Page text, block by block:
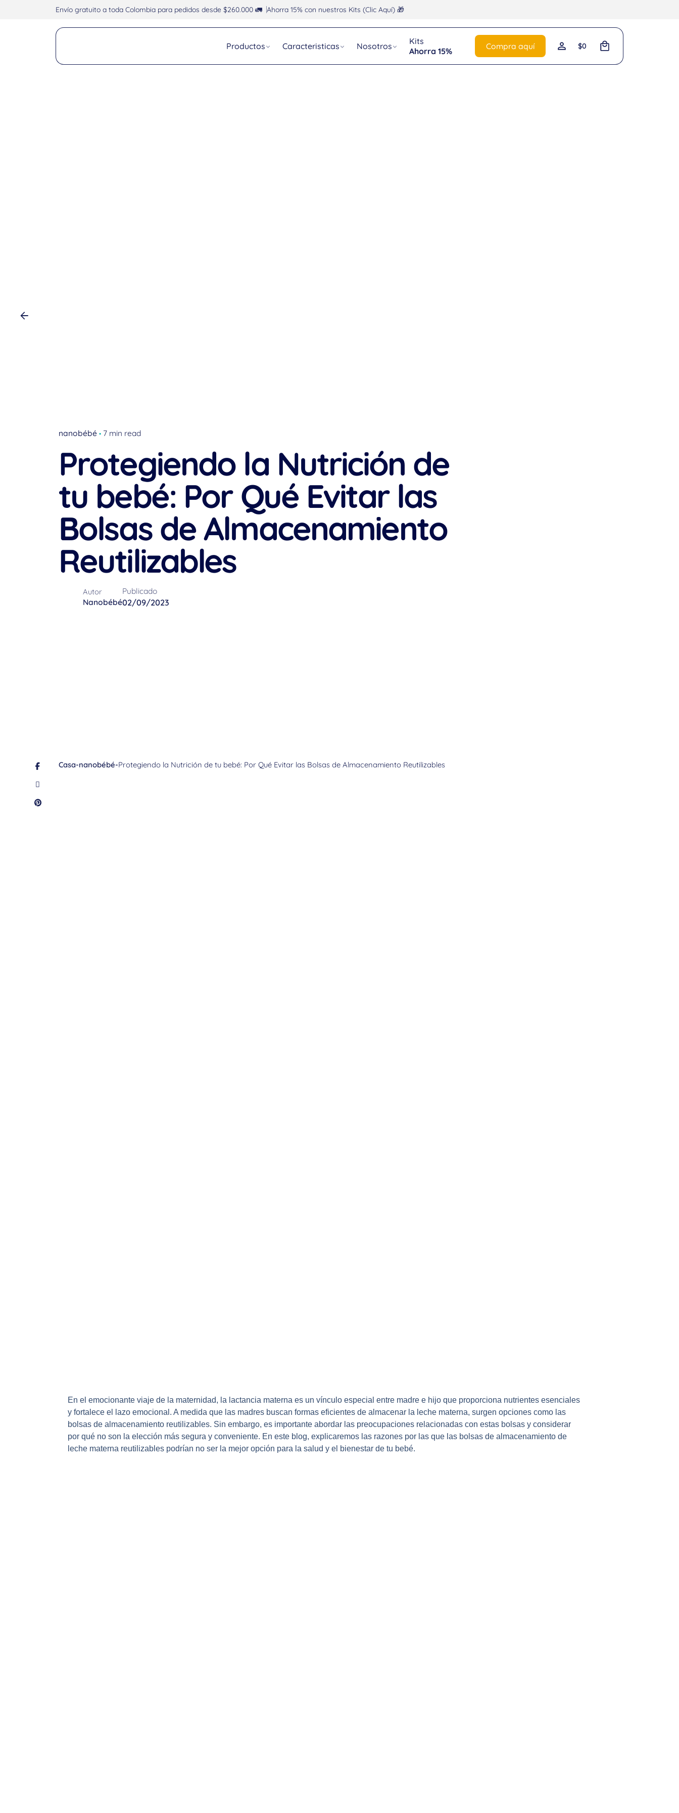
Envío gratuito a toda Colombia para pedidos desde $260.000 🚛 Ahorra 15% con nuestros Kits (Clic Aquí) 🎁
Productos Caracteristicas Nosotros
Kits
Ahorra 15%
Compra aquí $0
nanobébé 7 min read
Protegiendo la Nutrición de
tu bebé: Por Qué Evitar las
Bolsas de Almacenamiento
Reutilizables
Autor
Nanobébé
Publicado
02/09/2023
Casa-nanobébé-Protegiendo la Nutrición de tu bebé: Por Qué Evitar las Bolsas de Almacenamiento Reutilizables
En el emocionante viaje de la maternidad, la lactancia materna es un vínculo especial entre madre e hijo que proporciona nutrientes esenciales
y fortalece el lazo emocional. A medida que las madres buscan formas eficientes de almacenar la leche materna, surgen opciones como las
bolsas de almacenamiento reutilizables. Sin embargo, es importante abordar las preocupaciones relacionadas con estas bolsas y considerar
por qué no son la elección más segura y conveniente. En este blog, explicaremos las razones por las que las bolsas de almacenamiento de
leche materna reutilizables podrían no ser la mejor opción para la salud y el bienestar de tu bebé.